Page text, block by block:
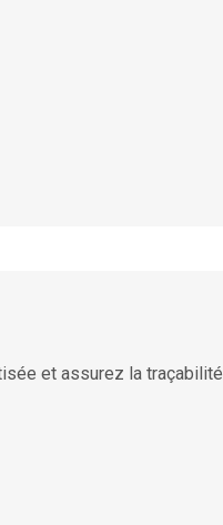
et assurez la traçabilité.